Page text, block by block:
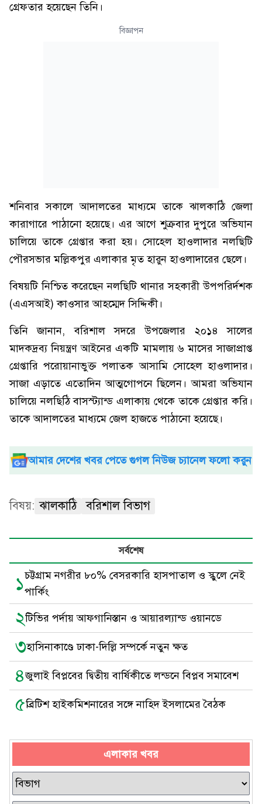
গ্রেফতার হয়েছেন তিনি।
বিজ্ঞাপন
শনিবার সকালে আদালতের মাধ্যমে তাকে ঝালকাঠি জেলা
কারাগারে পাঠানো হয়েছে। এর আগে শুক্রবার দুপুরে অভিযান
চালিয়ে তাকে গ্রেপ্তার করা হয়। সোহেল হাওলাদার নলছিটি
পৌরসভার মল্লিকপুর এলাকার মৃত হারুন হাওলাদারের ছেলে।
বিষয়টি নিশ্চিত করেছেন নলছিটি থানার সহকারী উপপরির্দশক
(এএসআই) কাওসার আহম্মেদ সিদ্দিকী।
তিনি জানান, বরিশাল সদরে উপজেলার ২০১৪ সালের
মাদকদ্রব্য নিয়ন্ত্রণ আইনের একটি মামলায় ৬ মাসের সাজাপ্রাপ্ত
গ্রেপ্তারি পরোয়ানাভুক্ত পলাতক আসামি সোহেল হাওলাদার।
সাজা এড়াতে এতোদিন আত্মগোপনে ছিলেন। আমরা অভিযান
চালিয়ে নলছিঠি বাসস্ট্যান্ড এলাকায় থেকে তাকে গ্রেপ্তার করি।
তাকে আদালতের মাধ্যমে জেল হাজতে পাঠানো হয়েছে।
আমার দেশের খবর পেতে গুগল নিউজ চ্যানেল ফলো করুন
বিষয়: ঝালকাঠি বরিশাল বিভাগ
সর্বশেষ
১চট্টগ্রাম নগরীর ৮০% বেসরকারি হাসপাতাল ও স্কুলে নেই
পার্কিং
২টিভির পর্দায় আফগানিস্তান ও আয়ারল্যান্ড ওয়ানডে
৩হাসিনাকাণ্ডে ঢাকা-দিল্লি সম্পর্কে নতুন ক্ষত
৪জুলাই বিপ্লবের দ্বিতীয় বার্ষিকীতে লন্ডনে বিপ্লব সমাবেশ
৫ব্রিটিশ হাইকমিশনারের সঙ্গে নাহিদ ইসলামের বৈঠক
এলাকার খবর